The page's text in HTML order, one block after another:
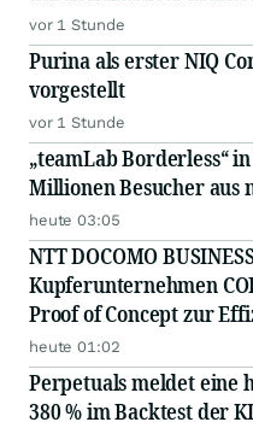
vor 1 Stunde
Purina als erster NIQ
vorgestellt
vor 1 Stunde
„teamLab Borderless“
Millionen Besucher aus
heute 03:05
NTT DOCOMO
Kupferunternehmen
Proof of Concept zur
Betriebs von
heute 01:02
Perpetuals meldet eine
380 % im Backtest der